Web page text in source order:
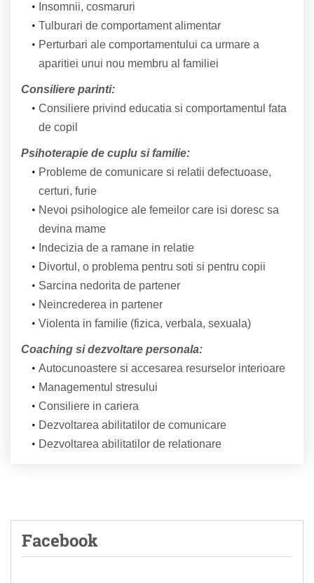
Insomnii, cosmaruri
Tulburari de comportament alimentar
Perturbari ale comportamentului ca urmare a
aparitiei unui nou membru al familiei
Consiliere parinti:
Consiliere privind educatia si comportamentul fata
de copil
Psihoterapie de cuplu si familie:
Probleme de comunicare si relatii defectuoase,
certuri, furie
Nevoi psihologice ale femeilor care isi doresc sa
devina mame
Indecizia de a ramane in relatie
Divortul, o problema pentru soti si pentru copii
Sarcina nedorita de partener
Neincrederea in partener
Violenta in familie (fizica, verbala, sexuala)
Coaching si dezvoltare personala:
Autocunoastere si accesarea resurselor interioare
Managementul stresului
Consiliere in cariera
Dezvoltarea abilitatilor de comunicare
Dezvoltarea abilitatilor de relationare
Facebook